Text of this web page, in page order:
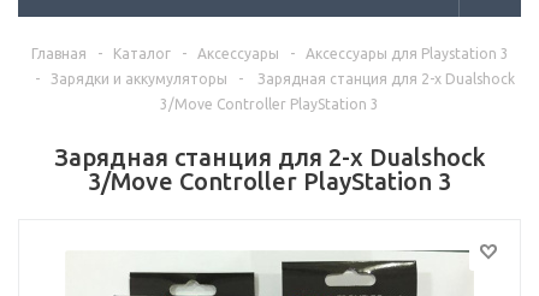
Главная - Каталог - Аксессуары -
Аксессуары для Playstation 3
-
Зарядки и аккумуляторы -
Зарядная станция для 2-х Dualshock
3/Move Controller PlayStation 3
Зарядная станция для 2-х Dualshock
3/Move Controller PlayStation 3